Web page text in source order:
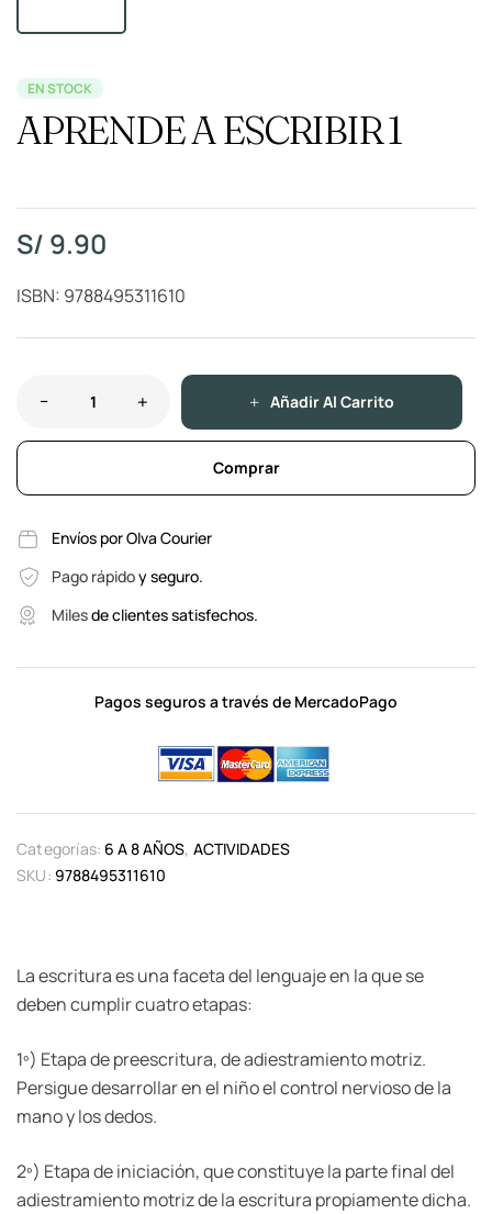
EN STOCK
APRENDE A ESCRIBIR 1
S/ 9.90
ISBN: 9788495311610
Añadir Al Carrito
Comprar
Envíos por Olva Courier
Pago rápidoy seguro.
Milesde clientes satisfechos.
Pagos seguros a través de MercadoPago
Categorías: 6 A 8 AÑOS, ACTIVIDADES
SKU: 9788495311610
La escritura es una faceta del lenguaje en la que se
deben cumplir cuatro etapas:
1º) Etapa de preescritura, de adiestramiento motriz.
Persigue desarrollar en el niño el control nervioso de la
mano y los dedos.
2º) Etapa de iniciación, que constituye la parte final del
adiestramiento motriz de la escritura propiamente dicha.